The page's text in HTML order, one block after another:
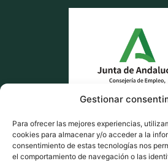
Gestionar
Para ofrecer las mejores experiencias,
cookies para almacenar y/o acceder a la
consentimiento de estas tecnologías nos
el comportamiento de navegación o las